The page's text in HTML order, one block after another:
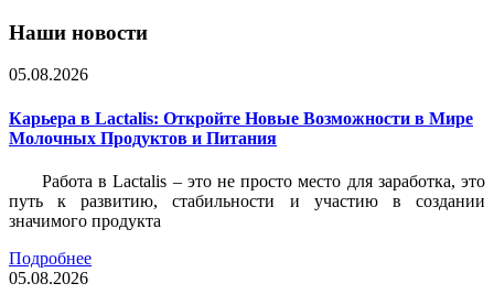
Наши новости
05.08.2026
Карьера в Lactalis: Откройте Новые Возможности в Мире
Молочных Продуктов и Питания
Работа в Lactalis – это не просто место для заработка, это
путь к развитию, стабильности и участию в создании
значимого продукта
Подробнее
05.08.2026